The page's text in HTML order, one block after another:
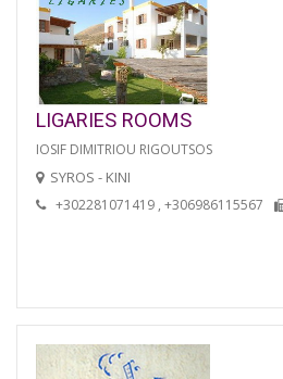
LIGARIES ROOMS
IOSIF DIMITRIOU RIGOUTSOS
SYROS - KINI
+302281071419 , +306986115567